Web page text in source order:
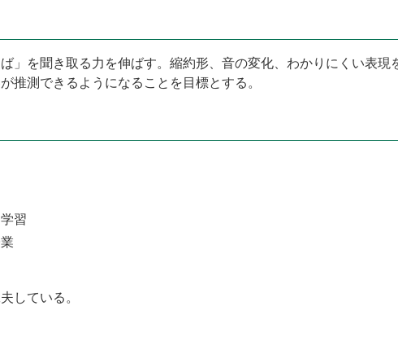
」を聞き取る力を伸ばす。縮約形、音の変化、わかりにくい表現
推測できるようになることを目標とする。
習
している。